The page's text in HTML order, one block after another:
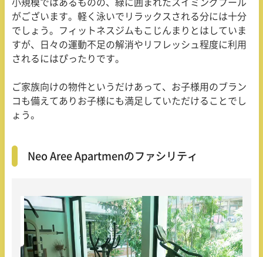
小規模ではあるものの、緑に囲まれたスイミングプール
がございます。軽く泳いでリラックスされる分には十分
でしょう。フィットネスジムもこじんまりとはしていま
すが、日々の運動不足の解消やリフレッシュ程度に利用
されるにはぴったりです。
ご家族向けの物件というだけあって、お子様用のブラン
コも備えてありお子様にも満足していただけることでし
ょう。
Neo Aree Apartmenのファシリティ